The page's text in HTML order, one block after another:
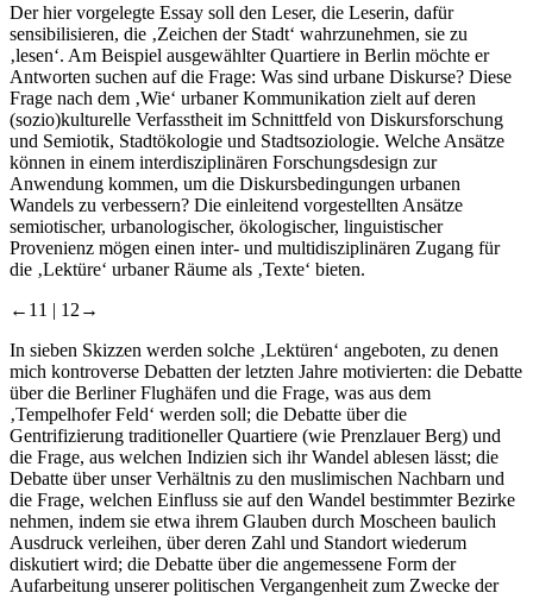
Der hier vorgelegte Essay soll den Leser, die Leserin, dafür
sensibilisieren, die ‚Zeichen der Stadt‘ wahrzunehmen, sie zu
‚lesen‘. Am Beispiel ausgewählter Quartiere in Berlin möchte er
Antworten suchen auf die Frage: Was sind urbane Diskurse? Diese
Frage nach dem ‚Wie‘ urbaner Kommunikation zielt auf deren
(sozio)kulturelle Verfasstheit im Schnittfeld von Diskursforschung
und Semiotik, Stadtökologie und Stadtsoziologie. Welche Ansätze
können in einem interdisziplinären Forschungsdesign zur
Anwendung kommen, um die Diskursbedingungen urbanen
Wandels zu verbessern? Die einleitend vorgestellten Ansätze
semiotischer, urbanologischer, ökologischer, linguistischer
Provenienz mögen einen inter- und multidisziplinären Zugang für
die ‚Lektüre‘ urbaner Räume als ‚Texte‘ bieten.
←11 | 12→
In sieben Skizzen werden solche ‚Lektüren‘ angeboten, zu denen
mich kontroverse Debatten der letzten Jahre motivierten: die Debatte
über die Berliner Flughäfen und die Frage, was aus dem
‚Tempelhofer Feld‘ werden soll; die Debatte über die
Gentrifizierung traditioneller Quartiere (wie Prenzlauer Berg) und
die Frage, aus welchen Indizien sich ihr Wandel ablesen lässt; die
Debatte über unser Verhältnis zu den muslimischen Nachbarn und
die Frage, welchen Einfluss sie auf den Wandel bestimmter Bezirke
nehmen, indem sie etwa ihrem Glauben durch Moscheen baulich
Ausdruck verleihen, über deren Zahl und Standort wiederum
diskutiert wird; die Debatte über die angemessene Form der
Aufarbeitung unserer politischen Vergangenheit zum Zwecke der